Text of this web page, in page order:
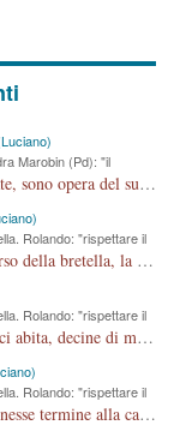
Marobin (Pd): "il
Consigliera Marobin, tutte le cose da Lei evidenziate, sono opera del suo ex Assessore e compagno di Partito Antonio Marco Dalla Pozza Assessore alla "progettazione" di piste ciclabili e altre porcherie. A lui manderei il conto da saldare per incidenti e danni alle persone. E' ora che "finiamola." Avete perso rassegnatevi. qui IL SINDACO RUCCO NON C'ENTRA PER NIENTE. CAPITO!!!!!!!! Amen.
Rolando: "rispettare il
Caro fratuck, conosco molto bene la zona, il percorso della bretella, la situazione dei cittadini, abito in Viale Trento. A partire dal 2003 ho partecipato al Comitato di Maddalene pro bretella, e a riunioni propositive per apportare modifiche al progetto. Numerose mie foto del territorio sono arrivate a Roma, altri miei interventi (non graditi dalla Sx) sono stati pubblicati dal GdV, assieme ad altri come Ciro Asproso, ora favorevole alla bretella. Ho partecipato alla raccolta firme per la chiusura della strada x 5 giorni eseguita dal Sindaco Hullwech per sforamento 180 Micro/g. Pertanto come impegno per la tematica sono apposto con la coscienza. Ora il Progetto è partito, fine! Voglio dire che la nuova Giunta "comunale" non c'entra più. L'opera sarà "malauguratamente" eseguita, ma non con il mio placet. Il Consigliere Comunale dovrebbe capire che la campagna elettorale è finita, con buona pace di tutti. Quello che invece dovrebbe interessare è la proprietà della strada, dall'uscita autostradale Ovest, sino alla Rotatoria dell'Albara, vi sono tre possessori: Autostrade SpA; La Provincia, il Comune. Come la mettiamo per il futuro ? I costi, da 50 sono saliti a 100 milioni di € come dire 20 milioni a KM (!) da non credere. Comunque si farà. Ma nessuno canti Vittoria, anzi meglio non farne un ulteriore fatto "partitico" per questioni elettorali o di seggio. Se mi manda la sua mail, sono disponibile ad inviare i documenti e le foto sopra descritte. Con ossequi, Luciano Parolin
Rolando: "rispettare il
Non sarà utile a lei dott. Parolin che di sicuro non ci abita, decine di migliaia di TIR, automobili e padroncini che passano quotidianamente per una strada appena rotabile, non è più possibile stendere i panni, attraversare la strada senza rischiare la morte, le case stanno crepando, i tempi sono cambiati e la bretella non passerà assolutamente per maddalene (ma cosa sta a dire?!), dia invece responsabilità a chi ha costruito tagliando la strada che doveva invece terminare a isola vicentina e non al moracchino lasciando Motta di Costabissara ancora in panne di traffico. I tempi sono cambiati dottore e se l'anagrafe della vita stagna nell'essere umano impressioni conservatrici, la società non le considera perchè va avanti, si industrializza e ha bisogno di infrastrutture e di sviluppo. Ultima considerazione, se è geloso di Rolando perchè vede in lui solo campagne politiche mentre si difendono i SOLI diritti dei cittadini, la preghiamo faccia considerazioni più appropriate. Saluti e complimenti per i suoi scritti.
Rolando: "rispettare il
Sarebbe ora che il consigliere comunale Pidino, ponesse termine alla campagna elettorale nel territorio del suo seggio Villaggio del Sole. La tiraca è iniziata, distruggerà 6 km di prateria ovest della città, ricca di fonti e sorgenti d'acqua. I cittadini di Maddalene non avranno più Pace la notte. Molta colpa per la costruzione di questa Strada è proprio del signor Rolando,dei suoi gazebo mobili e che vuol far passare questa opera VANDALICA come progetto "utile" a chi ? Non è cosa seria sig. Rolando!